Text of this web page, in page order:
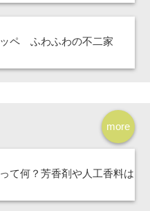
ペ ふわふわの不二家
more
て何？芳香剤や人工香料は